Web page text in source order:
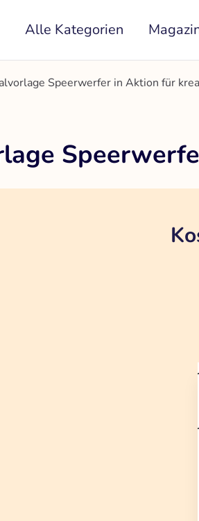
Alle Kategorien
Speerwerfer in Aktion für